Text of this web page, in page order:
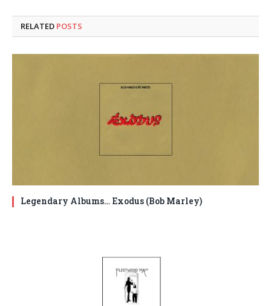
RELATED POSTS
Legendary Albums… Exodus (Bob Marley)